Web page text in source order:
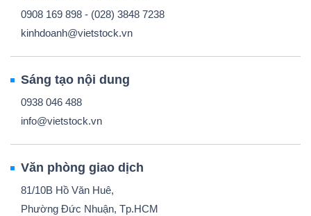
0908 169 898 - (028) 3848 7238
kinhdoanh@vietstock.vn
Sáng tạo nội dung
0938 046 488
info@vietstock.vn
Văn phòng giao dịch
81/10B Hồ Văn Huê,
Phường Đức Nhuận, Tp.HCM